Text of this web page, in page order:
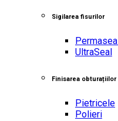
Sigilarea fisurilor
Permaseal
UltraSeal
Finisarea obturațiilor
Pietricele
Polieri